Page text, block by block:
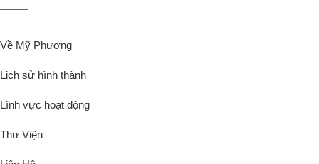
Về Mỹ Phương
Lịch sử hình thành
Lĩnh vực hoạt động
Thư Viện